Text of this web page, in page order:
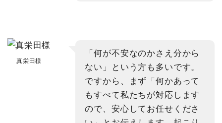
真栄田様
「何が不安なのかさえ分から
ない」という方も多いです。
ですから、まず「何かあって
もすべて私たちが対応します
ので、安心してお任せくださ